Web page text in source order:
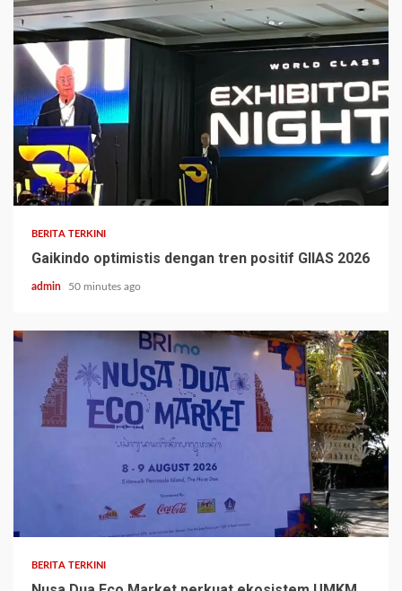
BERITA TERKINI
Gaikindo optimistis dengan tren positif GIIAS 2026
admin 50 minutes ago
BERITA TERKINI